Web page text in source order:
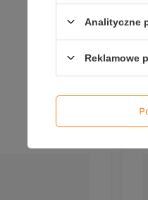
Analityczne
Reklamowe